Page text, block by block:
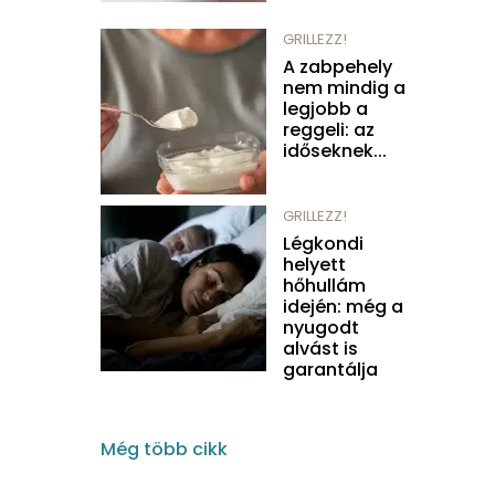
GRILLEZZ!
A zabpehely
nem mindig a
legjobb a
reggeli: az
időseknek...
GRILLEZZ!
Légkondi
helyett
hőhullám
idején: még a
nyugodt
alvást is
garantálja
Még több cikk